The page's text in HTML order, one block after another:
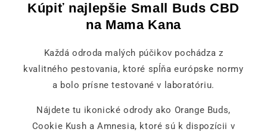
Kúpiť najlepšie Small Buds CBD
na Mama Kana
Každá odroda malých púčikov pochádza z
kvalitného pestovania, ktoré spĺňa európske normy
a bolo prísne testované v laboratóriu.
Nájdete tu ikonické odrody ako Orange Buds,
Cookie Kush a Amnesia, ktoré sú k dispozícii v